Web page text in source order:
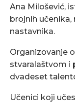
Ana Milošević,
brojnih
nastavnika.
Organizovanje
stvaralaštvom i
dvadeset
Učenici koji